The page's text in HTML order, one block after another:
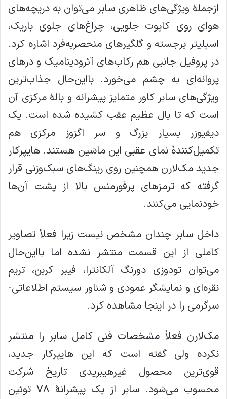
ازجملهٔ ویژگی‌های ظاهری سابر می‌توان به دریچه‌های
هوای روی کاپوت جلویی، چراغ‌های جلوی باریک،
اسپلیتر برجسته و گلگیرهای منحصربه‌فرد اشاره کرد.
در پروفیل جانبی هم رکاب‌های آئرودینامیک و درهای
پروانه‌ای به چشم می‌خورد. بااین‌حال جذاب‌ترین
ویژگی‌های سابر کاور متمایز پیشرانه و بالهٔ مرکزی آن
است که تا بال عظیم عقب کشیده شده است. یک
دیفیوزر بسیار بزرگ و سر اگزوز مرکزی هم
تکمیل‌کنندهٔ نمای عقبی این ماشین هستند. هایپرکار
جدید مک‌لارن همچنین روی رینگ‌های سبک‌وزنی قرار
گرفته که ترمزهای پرفورمنس بالا از پشت آن‌ها
خودنمایی می‌کنند.
داخل سابر چندان مشخص نیست زیرا فعلاً تصاویر
کاملی از این قسمت منتشر نشده اما بااین‌حال
می‌توان تودوزی دورنگ آلکانترا، فیبر کربن، تریم
نقره‌ای و نمایشگر عمودی و شناور سیستم اطلاعاتی-
سرگرمی را در اینجا مشاهده کرد.
مک‌لارن فعلاً مشخصات فنی کامل سابر را منتشر
نکرده ولی گفته است که این هایپرکار جدید،
قوی‌ترین محصول غیرهیبریدی تاریخ شرکت
محسوب می‌شود. سابر از یک پیشرانهٔ V8 توئین